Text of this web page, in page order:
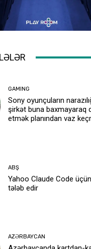
GAMING
Sony oyunçuların
şirkət buna baxmayaraq
etmək planından vaz
ABŞ
Yahoo Claude Code
tələb edir
AZƏRBAYCAN